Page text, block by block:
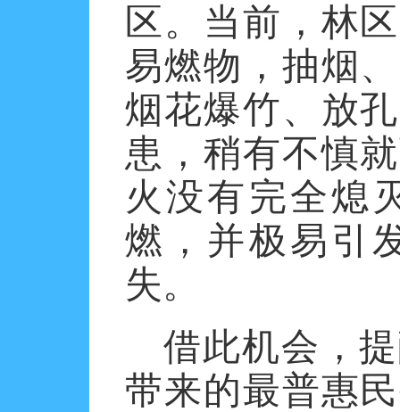
区。当前，林
易燃物，抽烟
烟花爆竹、放
患，稍有不慎
火没有完全熄
燃，并极易引
失。
借此机会，
带来的最普惠